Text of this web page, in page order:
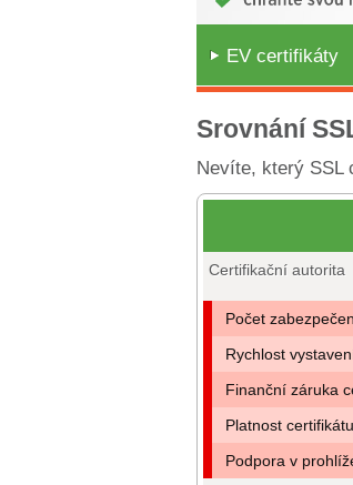
EV certifikáty
Srovnání
Nevíte, který SSL
Certifikační autorita
Počet
Rychlost
Finanční záruka
Platnost
Podpora v